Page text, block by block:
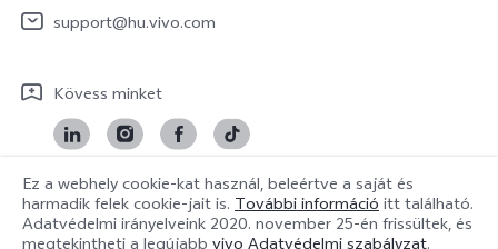
vivo Buds Air3
support@hu.vivo.com
Kövess minket
Hungary | Válasszon országot/régiót
Ez a webhely cookie-kat használ, beleértve a saját és
harmadik felek cookie-jait is. További információ itt található.
Adatvédelmi irányelveink 2020. november 25-én frissültek, és
megtekintheti a legújabb vivo Adatvédelmi szabályzat.